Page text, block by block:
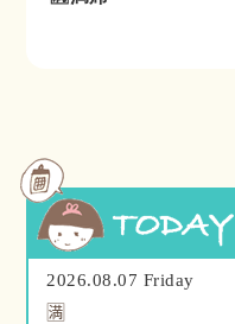
2026.08.07 Friday
🈵